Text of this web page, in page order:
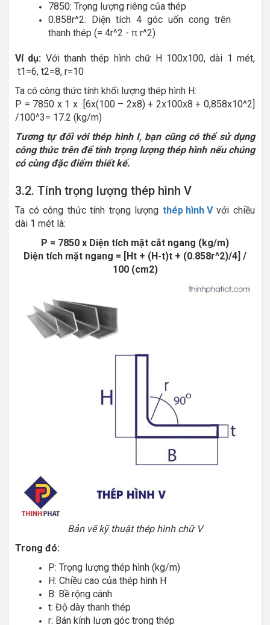
7850: Trọng lượng riêng của thép
0.858r^2: Diện tích 4 góc uốn cong trên
thanh thép (= 4r^2 - π r^2)
Ví dụ: Với thanh thép hình chữ H 100x100, dài 1 mét,
t1=6, t2=8, r=10
Ta có công thức tính khối lượng thép hình H:
P = 7850 x 1 x [6x(100 – 2x8) + 2x100x8 + 0,858x10^2]
/100^3= 17.2 (kg/m)
Tương tự đối với thép hình I, bạn cũng có thể sử dụng
công thức trên để tính trọng lượng thép hình nếu chúng
có cùng đặc điểm thiết kế.
3.2. Tính trọng lượng thép hình V
Ta có công thức tính trọng lượng thép hình Vvới chiều
dài 1 mét là:
P = 7850 x Diện tích mặt cắt ngang (kg/m)
Diện tích mặt ngang = [Ht + (H-t)t + (0.858r^2)/4] /
100 (cm2)
Bản vẽ kỹ thuật thép hình chữ V
Trong đó:
P: Trọng lượng thép hình (kg/m)
H: Chiều cao của thép hình H
B: Bề rộng cánh
t: Độ dày thanh thép
r: Bán kính lượn góc trong thép